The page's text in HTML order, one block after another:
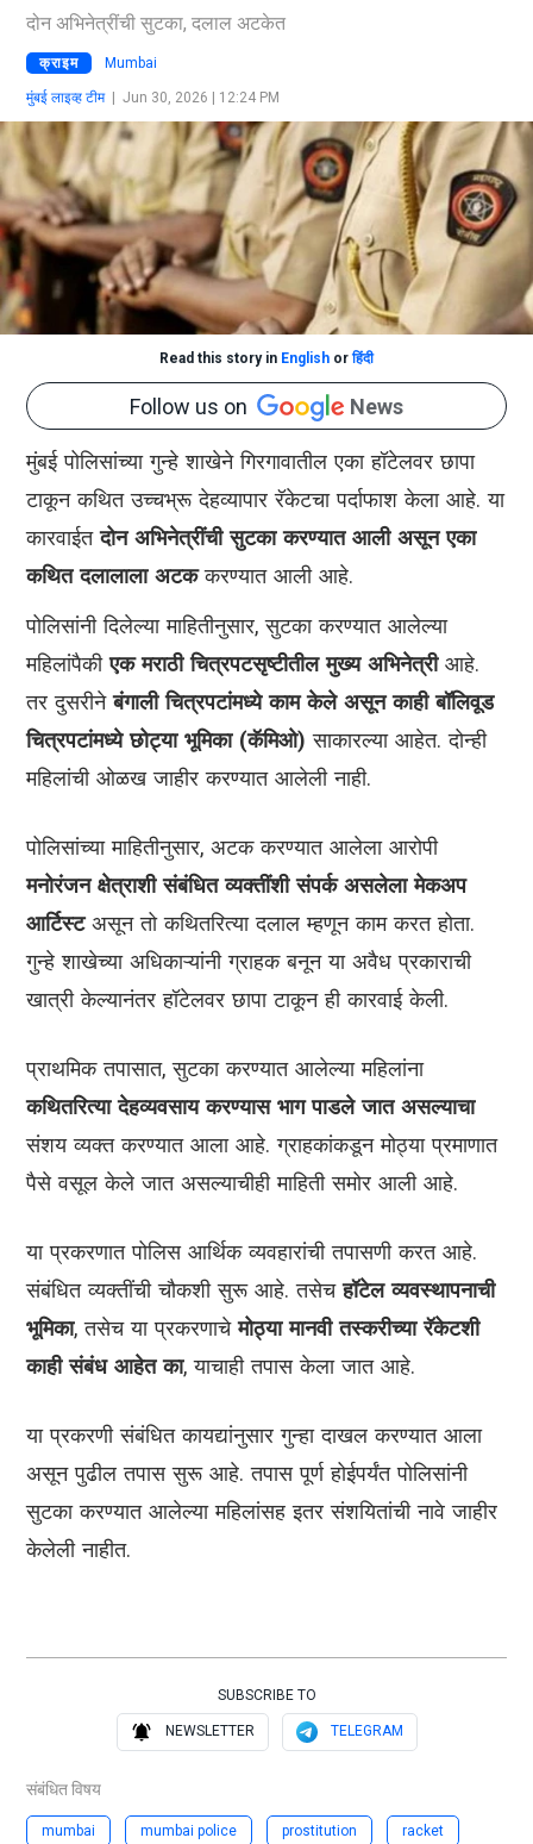
दोन अभिनेत्रींची सुटका, दलाल अटकेत
क्राइम Mumbai
मुंबई लाइव्ह टीम| Jun 30, 2026 | 12:24 PM
Read this story in English orहिंदी
Follow us on News
मुंबई पोलिसांच्या गुन्हे शाखेने गिरगावातील एका हॉटेलवर छापा
टाकून कथित उच्चभ्रू देहव्यापार रॅकेटचा पर्दाफाश केला आहे. या
कारवाईतदोन अभिनेत्रींची सुटका करण्यात आली असून एका
कथित दलालाला अटककरण्यात आली आहे.
पोलिसांनी दिलेल्या माहितीनुसार, सुटका करण्यात आलेल्या
महिलांपैकीएक मराठी चित्रपटसृष्टीतील मुख्य अभिनेत्रीआहे.
तर दुसरीनेबंगाली चित्रपटांमध्ये काम केले असून काही बॉलिवूड
चित्रपटांमध्ये छोट्या भूमिका (कॅमिओ) साकारल्या आहेत. दोन्ही
महिलांची ओळख जाहीर करण्यात आलेली नाही.
पोलिसांच्या माहितीनुसार, अटक करण्यात आलेला आरोपी
मनोरंजन क्षेत्राशी संबंधित व्यक्तींशी संपर्क असलेला मेकअप
आर्टिस्टअसून तो कथितरित्या दलाल म्हणून काम करत होता.
गुन्हे शाखेच्या अधिकाऱ्यांनी ग्राहक बनून या अवैध प्रकाराची
खात्री केल्यानंतर हॉटेलवर छापा टाकून ही कारवाई केली.
प्राथमिक तपासात, सुटका करण्यात आलेल्या महिलांना
कथितरित्या देहव्यवसाय करण्यास भाग पाडले जात असल्याचा
संशय व्यक्त करण्यात आला आहे. ग्राहकांकडून मोठ्या प्रमाणात
पैसे वसूल केले जात असल्याचीही माहिती समोर आली आहे.
या प्रकरणात पोलिस आर्थिक व्यवहारांची तपासणी करत आहे.
संबंधित व्यक्तींची चौकशी सुरू आहे. तसेचहॉटेल व्यवस्थापनाची
भूमिका, तसेच या प्रकरणाचेमोठ्या मानवी तस्करीच्या रॅकेटशी
काही संबंध आहेत का, याचाही तपास केला जात आहे.
या प्रकरणी संबंधित कायद्यांनुसार गुन्हा दाखल करण्यात आला
असून पुढील तपास सुरू आहे. तपास पूर्ण होईपर्यंत पोलिसांनी
सुटका करण्यात आलेल्या महिलांसह इतर संशयितांची नावे जाहीर
केलेली नाहीत.
SUBSCRIBE TO
NEWSLETTER TELEGRAM
संबंधित विषय
mumbai mumbai police prostitution racket